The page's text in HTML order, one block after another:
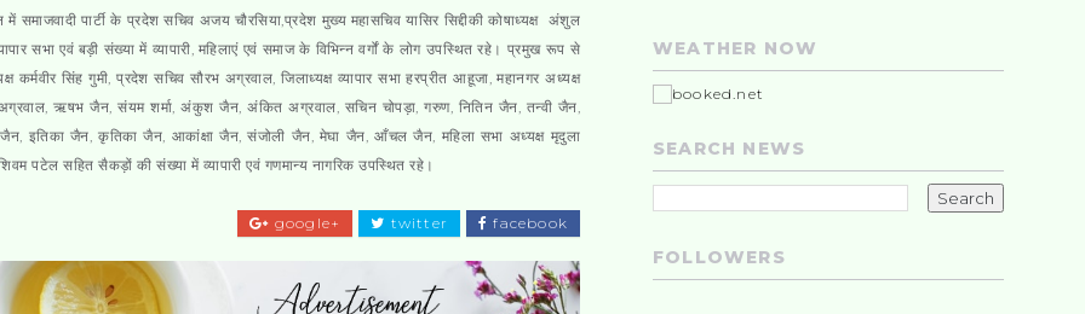
में समाजवादी पार्टी के प्रदेश सचिव अजय चौरसिया,प्रदेश मुख्य महासचिव यासिर सिद्दीकी कोषाध्यक्ष अंशुल
सभा एवं बड़ी संख्या में व्यापारी, महिलाएं एवं समाज के विभिन्न वर्गों के लोग उपस्थित रहे। प्रमुख रूप से
कर्मवीर सिंह गुमी, प्रदेश सचिव सौरभ अग्रवाल, जिलाध्यक्ष व्यापार सभा हरप्रीत आहूजा, महानगर अध्यक्ष
ऋषभ जैन, संयम शर्मा, अंकुश जैन, अंकित अग्रवाल, सचिन चोपड़ा, गरुण, नितिन जैन, तन्वी जैन,
जैन, इतिका जैन, कृतिका जैन, आकांक्षा जैन, संजोली जैन, मेघा जैन, आँचल जैन, महिला सभा अध्यक्ष मृदुला
पटेल सहित सैकड़ों की संख्या में व्यापारी एवं गणमान्य नागरिक उपस्थित रहे।
facebook
twitter
google+
WEATHER NOW
SEARCH NEWS
FOLLOWERS